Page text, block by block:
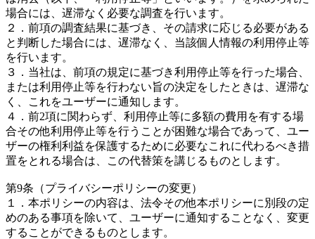
場合には、遅滞なく必要な調査を行います。
２．前項の調査結果に基づき、その請求に応じる必要がある
と判断した場合には、遅滞なく、当該個人情報の利用停止等
を行います。
３．当社は、前項の規定に基づき利用停止等を行った場合、
または利用停止等を行わない旨の決定をしたときは、遅滞な
く、これをユーザーに通知します。
４．前2項に関わらず、利用停止等に多額の費用を有する場
合その他利用停止等を行うことが困難な場合であって、ユー
ザーの権利利益を保護するために必要なこれに代わるべき措
置をとれる場合は、この代替策を講じるものとします。
第9条（プライバシーポリシーの変更）
１．本ポリシーの内容は、法令その他本ポリシーに別段の定
めのある事項を除いて、ユーザーに通知することなく、変更
することができるものとします。